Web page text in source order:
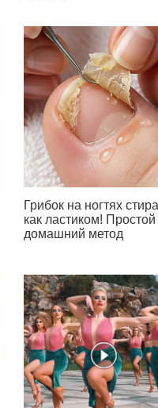
Грибок на ногтях
как ластиком! Простой
домашний метод